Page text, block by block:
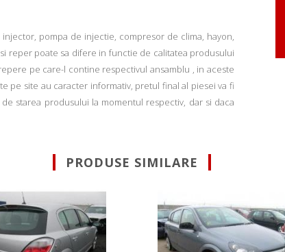
pompa de injectie, compresor de clima, hayon,
reper poate sa difere in functie de calitatea produsului
pe care-l contine respectivul ansamblu , in aceste
pe site au caracter informativ, pretul final al piesei va fi
starea produsului la momentul respectiv, dar si daca
PRODUSE SIMILARE